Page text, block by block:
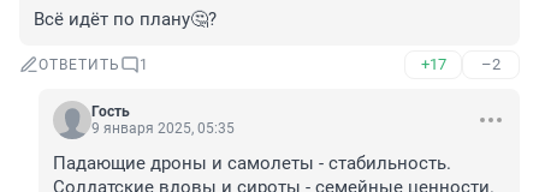
Всё идёт по плану🤔?
ОТВЕТИТЬ 1 +17 –2
Гость
9 января 2025, 05:35
Падающие дроны и самолеты - стабильность.
Солдатские вдовы и сироты - семейные ценности.